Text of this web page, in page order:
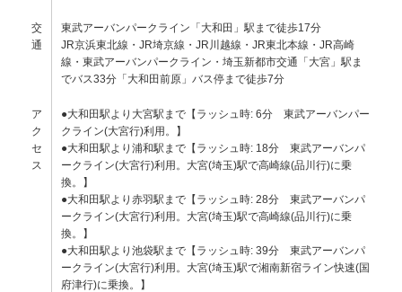
交
通
東武アーバンパークライン「大和田」駅まで徒歩17分
JR京浜東北線・JR埼京線・JR川越線・JR東北本線・JR高崎
線・東武アーバンパークライン・埼玉新都市交通「大宮」駅ま
でバス33分「大和田前原」バス停まで徒歩7分
ア
ク
セ
ス
●大和田駅より大宮駅まで【ラッシュ時: 6分 東武アーバンパー
クライン(大宮行)利用。】
●大和田駅より浦和駅まで【ラッシュ時: 18分 東武アーバンパ
ークライン(大宮行)利用。大宮(埼玉)駅で高崎線(品川行)に乗
換。】
●大和田駅より赤羽駅まで【ラッシュ時: 28分 東武アーバンパ
ークライン(大宮行)利用。大宮(埼玉)駅で高崎線(品川行)に乗
換。】
●大和田駅より池袋駅まで【ラッシュ時: 39分 東武アーバンパ
ークライン(大宮行)利用。大宮(埼玉)駅で湘南新宿ライン快速(国
府津行)に乗換。】